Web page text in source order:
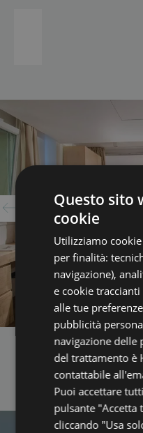
Questo sito
cookie
Utilizziamo
per finalità:
navigazione),
e cookie
alle tue
pubblicità
navigazione delle
del trattamento è
contattabile
Puoi accettare
pulsante "Accetta
cliccando "Usa